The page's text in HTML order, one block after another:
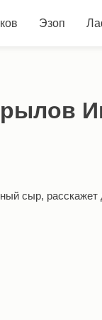
Эзоп
сыр,